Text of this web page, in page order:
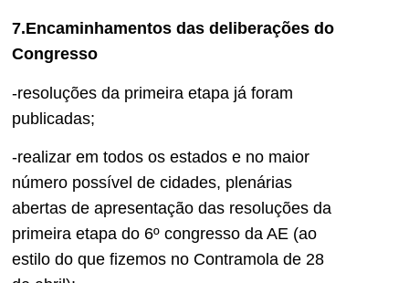
7.Encaminhamentos das deliberações do
Congresso
-resoluções da primeira etapa já foram
publicadas;
-realizar em todos os estados e no maior
número possível de cidades, plenárias
abertas de apresentação das resoluções da
primeira etapa do 6º congresso da AE (ao
estilo do que fizemos no Contramola de 28